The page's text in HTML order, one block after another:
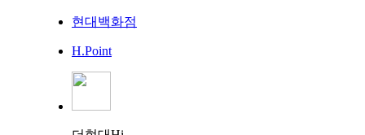
현대백화점
H.Point